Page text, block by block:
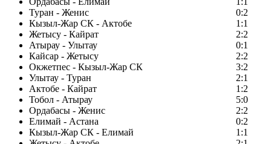
Туран - Женис
0:2
Кызыл-Жар СК - Актобе
1:1
Жетысу - Кайрат
2:2
Атырау - Улытау
0:1
Кайсар - Жетысу
2:2
Окжетпес - Кызыл-Жар СК
3:2
Улытау - Туран
2:1
Актобе - Кайрат
1:2
Тобол - Атырау
5:0
Ордабасы - Женис
2:2
Елимай - Астана
0:2
Кызыл-Жар СК - Елимай
1:1